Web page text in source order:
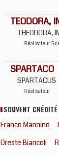
TEODORA,
THEODORA,
Réalisateur
SPARTACO
SPARTACUS
Réalisateur
SOUVENT
Franco Mannino
Oreste Biancoli